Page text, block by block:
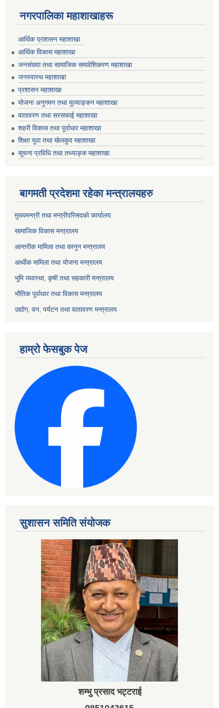
नगरपालिका महाशाखाहरू
आर्थिक प्रशासन महाशाखा
आर्थिक विकास महाशाखा
जनसंख्या तथा सामाजिक समावेशिकरण महाशाखा
जनस्वास्थ महाशाखा
प्रशासन महाशाखा
योजना अनुगमन तथा मुल्याङ्कन महाशाखा
वातावरण तथा सरसफाई महाशाखा
शहरी विकास तथा पूर्वाधार महाशाखा
शिक्षा युवा तथा खेलकुद महाशाखा
सूचना प्रविधि तथा तथ्याङ्क महाशाखा
बागमती प्रदेशमा रहेका मन्त्रालयहरु
मुख्यमन्त्री तथा मन्त्रीपरिसदको कार्यालय
सामाजिक विकास मन्त्रालय
आन्तरीक मामिला तथा कानुन मन्त्रालय
आर्थीक मामिला तथा योजना मन्त्रालय
भूमि व्यवस्था, कृषी तथा सहकारी मन्त्रालय
भौतिक पूर्वाधार तथा विकास मन्त्रालय
उद्योग, वन, पर्यटन तथा वातावरण मन्त्रालय
हाम्रो फेसबुक पेज
सुशासन समिति संयोजक
शम्भु प्रसाद भट्टराई